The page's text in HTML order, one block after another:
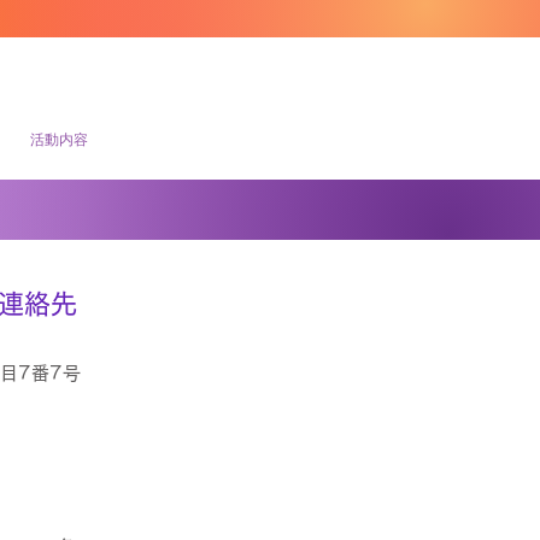
活動内容
絡先
7番7号